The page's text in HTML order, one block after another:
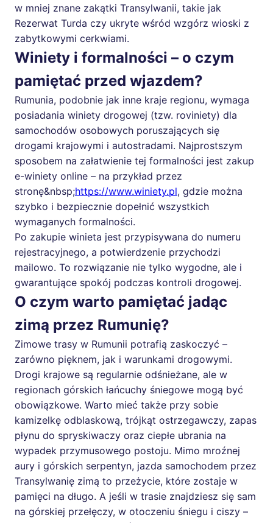
w mniej znane zakątki Transylwanii, takie jak
Rezerwat Turda czy ukryte wśród wzgórz wioski z
zabytkowymi cerkwiami.
Winiety i formalności – o czym
pamiętać przed wjazdem?
Rumunia, podobnie jak inne kraje regionu, wymaga
posiadania winiety drogowej (tzw. roviniety) dla
samochodów osobowych poruszających się
drogami krajowymi i autostradami. Najprostszym
sposobem na załatwienie tej formalności jest zakup
e-winiety online – na przykład przez
stronę&nbsp;https://www.winiety.pl, gdzie można
szybko i bezpiecznie dopełnić wszystkich
wymaganych formalności.
Po zakupie winieta jest przypisywana do numeru
rejestracyjnego, a potwierdzenie przychodzi
mailowo. To rozwiązanie nie tylko wygodne, ale i
gwarantujące spokój podczas kontroli drogowej.
O czym warto pamiętać jadąc
zimą przez Rumunię?
Zimowe trasy w Rumunii potrafią zaskoczyć –
zarówno pięknem, jak i warunkami drogowymi.
Drogi krajowe są regularnie odśnieżane, ale w
regionach górskich łańcuchy śniegowe mogą być
obowiązkowe. Warto mieć także przy sobie
kamizelkę odblaskową, trójkąt ostrzegawczy, zapas
płynu do spryskiwaczy oraz ciepłe ubrania na
wypadek przymusowego postoju. Mimo mroźnej
aury i górskich serpentyn, jazda samochodem przez
Transylwanię zimą to przeżycie, które zostaje w
pamięci na długo. A jeśli w trasie znajdziesz się sam
na górskiej przełęczy, w otoczeniu śniegu i ciszy –